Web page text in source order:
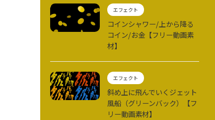
エフェクト
コインシャワー/上から降る
コイン/お金【フリー動画素
材】
エフェクト
斜め上に飛んでいくジェット
風船（グリーンバック）【フ
リー動画素材】